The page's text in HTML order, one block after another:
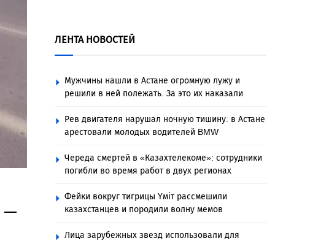
—
ЛЕНТА НОВОСТЕЙ
Мужчины нашли в Астане огромную лужу и
решили в ней полежать. За это их наказали
Рев двигателя нарушал ночную тишину: в Астане
арестовали молодых водителей BMW
Череда смертей в «Казахтелекоме»: сотрудники
погибли во время работ в двух регионах
Фейки вокруг тигрицы Үміт рассмешили
казахстанцев и породили волну мемов
Лица зарубежных звезд использовали для